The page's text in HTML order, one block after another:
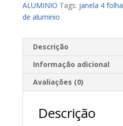
ALUMINIO Tags: janela 4
de aluminio
Descrição
Informação adicional
Avaliações (0)
Descrição